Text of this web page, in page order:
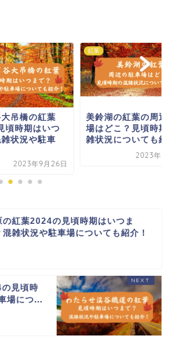
吊橋の紅葉
頃時期はいつ
状況や駐車
2023年9月26日
紅葉
美鈴湖の紅葉の周辺
場はどこ？見頃時期
雑状況についても紹
2023年10
の紅葉2024の見頃時期はいつま
混雑状況や駐車場についても紹介！
見頃時
場につ...